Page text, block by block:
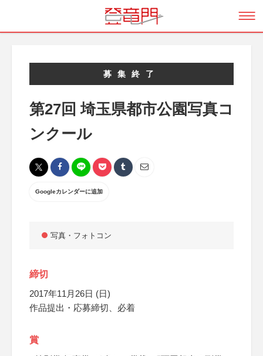
募集終了
第27回 埼玉県都市公園写真コ
ンクール
Googleカレンダーに追加
写真・フォトコン
締切
2017年11月26日 (日)
作品提出・応募締切、必着
賞